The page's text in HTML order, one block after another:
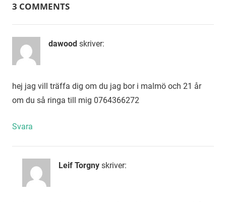
3 COMMENTS
dawood skriver:
hej jag vill träffa dig om du jag bor i malmö och 21 år
om du så ringa till mig 0764366272
Svara
Leif Torgny skriver: